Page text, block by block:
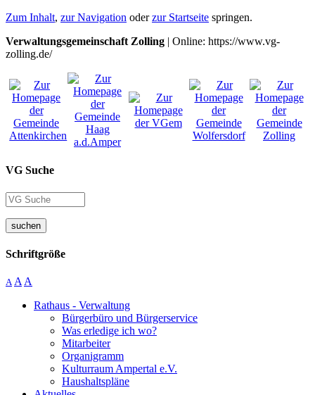
Zum Inhalt, zur Navigation oderzur Startseite springen.
Verwaltungsgemeinschaft Zolling | Online: https://www.vg-
zolling.de/
VG Suche
suchen
Schriftgröße
A A A
Rathaus - Verwaltung
Bürgerbüro und Bürgerservice
Was erledige ich wo?
Mitarbeiter
Organigramm
Kulturraum Ampertal e.V.
Haushaltspläne